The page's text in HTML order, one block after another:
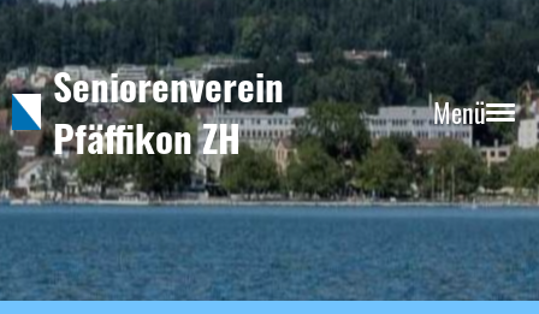
Menü
Seniorenverein
Pfäffikon ZH